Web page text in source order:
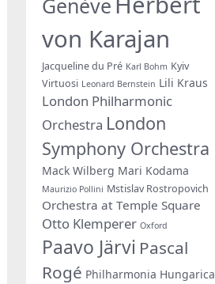
von Karajan
Jacqueline du Pré Karl Bohm Kyiv
Virtuosi Leonard Bernstein Lili Kraus
London Philharmonic
Orchestra London
Symphony Orchestra
Mack Wilberg Mari Kodama
Maurizio Pollini Mstislav Rostropovich
Orchestra at Temple Square
Otto Klemperer Oxford
Paavo Järvi Pascal
Rogé Philharmonia Hungarica